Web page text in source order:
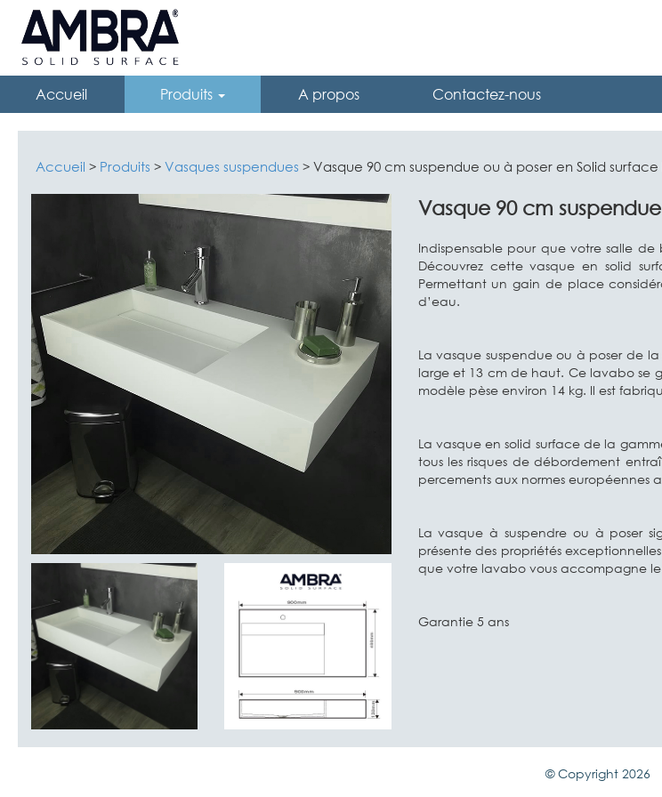
Accueil Produits A propos Contactez-nous
Accueil > Produits > Vasques suspendues > Vasque 90 cm suspendue ou à poser en Solid surface
Vasque 90 cm
Indispensable pour que votre salle
Découvrez cette vasque en solid
Permettant un gain de place
d’eau.
La vasque suspendue ou à poser de
large et 13 cm de haut. Ce lavabo se
modèle pèse environ 14 kg. Il est
La vasque en solid surface de la
tous les risques de débordement
percements aux normes européennes
La vasque à suspendre ou à poser
présente des propriétés
que votre lavabo vous accompagne le
Garantie 5 ans
© Copyright 2026